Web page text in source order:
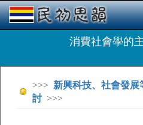
消費社會學的
>>> 新興科技、社會發展
討>>>